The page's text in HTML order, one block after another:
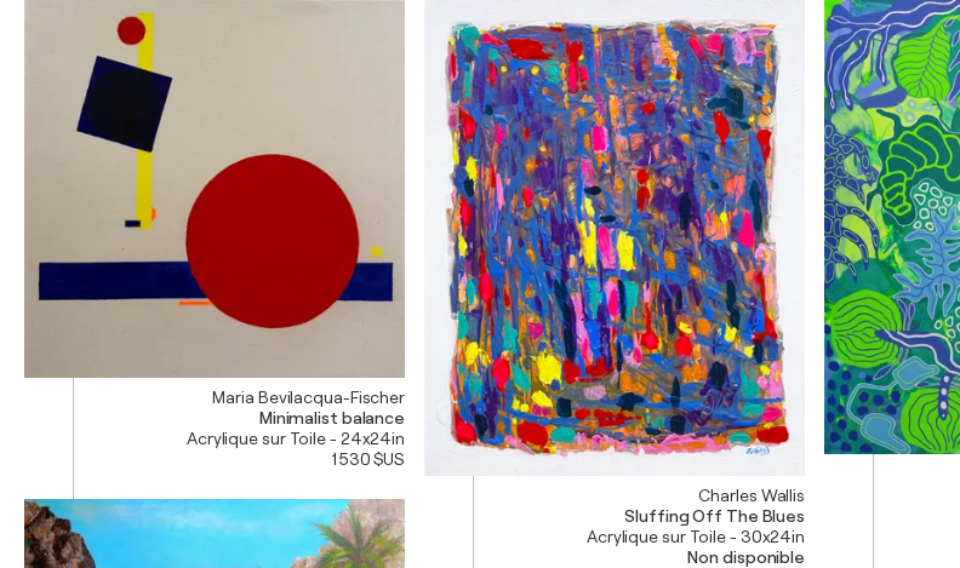
Maria Bevilacqua-Fischer
Minimalist balance
Acrylique sur Toile - 24x24in
1 530 $US
Charles Wallis
Sluffing Off The Blues
Acrylique sur Toile - 30x24in
Non disponible